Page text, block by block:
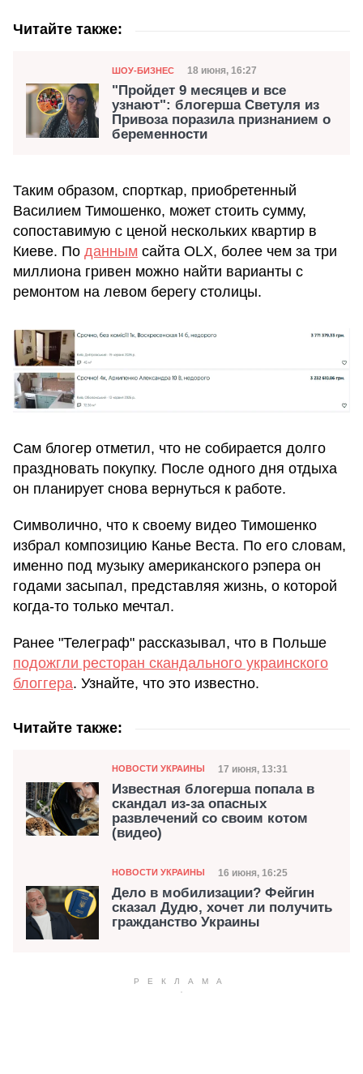
Читайте также:
Категория
ШОУ-БИЗНЕС Дата публикации
18 июня, 16:27
"Пройдет 9 месяцев и все
узнают": блогерша Светуля из
Привоза поразила признанием о
беременности
Таким образом, спорткар, приобретенный
Василием Тимошенко, может стоить сумму,
сопоставимую с ценой нескольких квартир в
Киеве. По данным сайта OLX, более чем за три
миллиона гривен можно найти варианты с
ремонтом на левом берегу столицы.
Сам блогер отметил, что не собирается долго
праздновать покупку. После одного дня отдыха
он планирует снова вернуться к работе.
Символично, что к своему видео Тимошенко
избрал композицию Канье Веста. По его словам,
именно под музыку американского рэпера он
годами засыпал, представляя жизнь, о которой
когда-то только мечтал.
Ранее "Телеграф" рассказывал, что в Польше
подожгли ресторан скандального украинского
блоггера. Узнайте, что это известно.
Читайте также:
Категория
НОВОСТИ УКРАИНЫ Дата публикации
17 июня, 13:31
Известная блогерша попала в
скандал из-за опасных
развлечений со своим котом
(видео)
Категория
НОВОСТИ УКРАИНЫ Дата публикации
16 июня, 16:25
Дело в мобилизации? Фейгин
сказал Дудю, хочет ли получить
гражданство Украины